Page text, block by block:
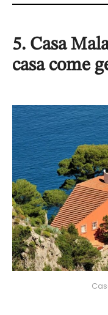
5. Casa
casa come